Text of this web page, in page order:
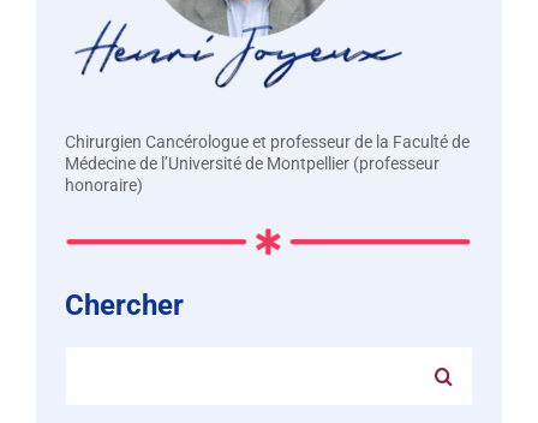
Chirurgien Cancérologue et professeur de la Faculté de
Médecine de l’Université de Montpellier (professeur
honoraire)
Chercher